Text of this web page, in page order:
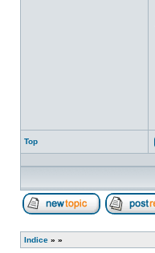
Top
Indice » »